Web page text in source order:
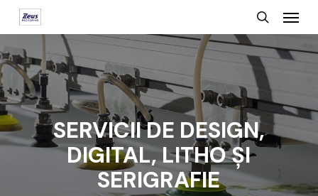
Skip
to
main
content
search
Menu
SERVICII DE DESIGN,
DIGITAL, LITHO ȘI
SERIGRAFIE